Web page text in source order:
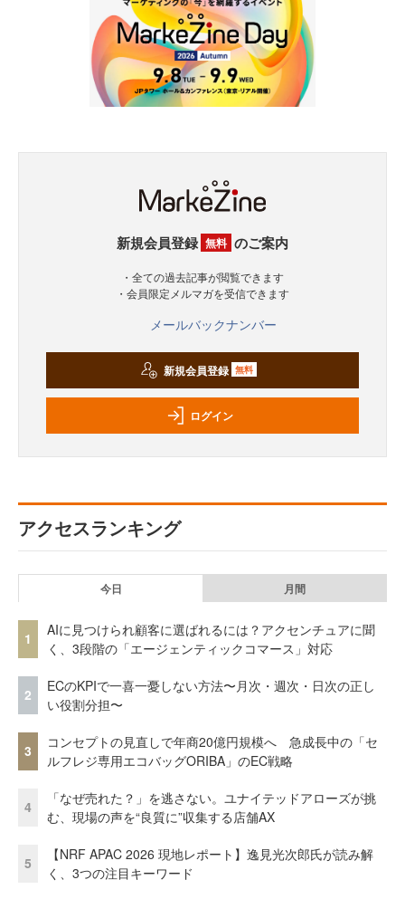
新規会員登録 無料 のご案内
・全ての過去記事が閲覧できます
・会員限定メルマガを受信できます
メールバックナンバー
新規会員登録 無料
ログイン
アクセスランキング
今日 月間
1
AIに見つけられ顧客に選ばれるには？アクセンチュアに聞
く、3段階の「エージェンティックコマース」対応
2
ECのKPIで一喜一憂しない方法〜月次・週次・日次の正し
い役割分担〜
3
コンセプトの見直しで年商20億円規模へ 急成長中の「セ
ルフレジ専用エコバッグORIBA」のEC戦略
4
「なぜ売れた？」を逃さない。ユナイテッドアローズが挑
む、現場の声を“良質に”収集する店舗AX
5
【NRF APAC 2026 現地レポート】逸見光次郎氏が読み解
く、3つの注目キーワード